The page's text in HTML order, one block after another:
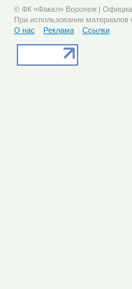
© ФК «Факел» Воронеж |
При использовании материалов
О нас
Реклама Ссылки